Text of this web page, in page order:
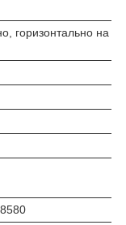
горизонтально на